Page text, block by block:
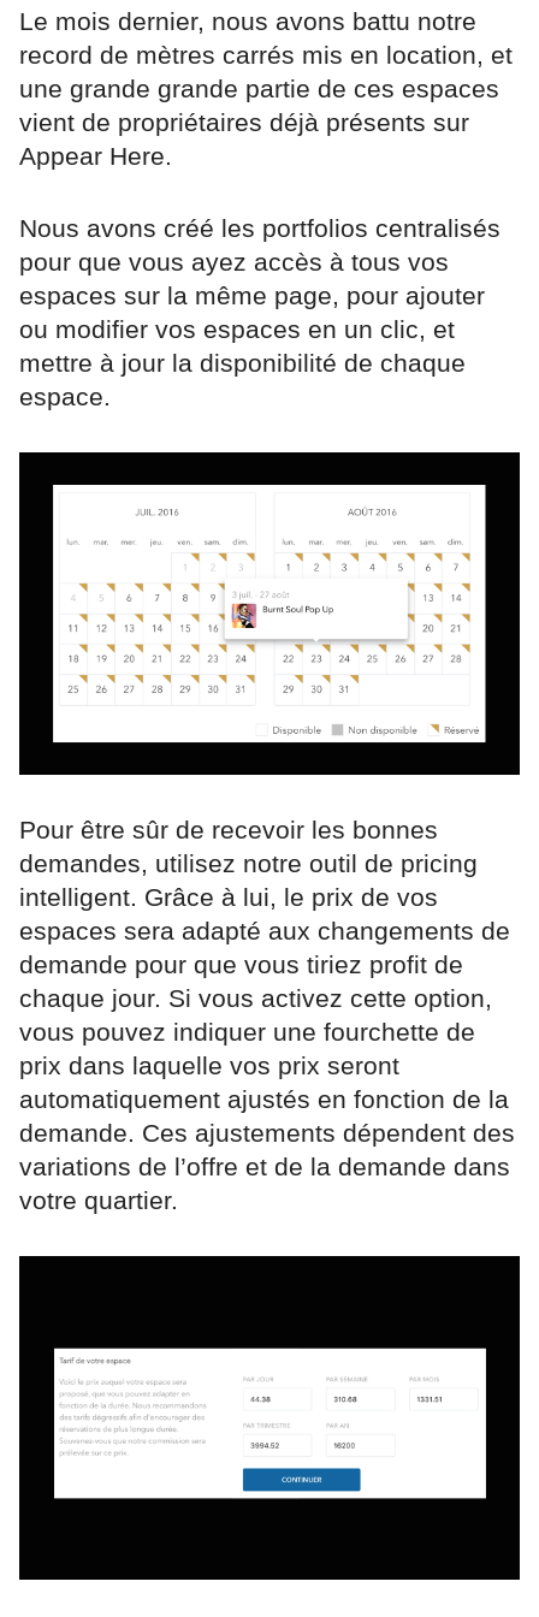
Le mois dernier, nous avons battu notre
record de mètres carrés mis en location, et
une grande grande partie de ces espaces
vient de propriétaires déjà présents sur
Appear Here.
Nous avons créé les portfolios centralisés
pour que vous ayez accès à tous vos
espaces sur la même page, pour ajouter
ou modifier vos espaces en un clic, et
mettre à jour la disponibilité de chaque
espace.
Pour être sûr de recevoir les bonnes
demandes, utilisez notre outil de pricing
intelligent. Grâce à lui, le prix de vos
espaces sera adapté aux changements de
demande pour que vous tiriez profit de
chaque jour. Si vous activez cette option,
vous pouvez indiquer une fourchette de
prix dans laquelle vos prix seront
automatiquement ajustés en fonction de la
demande. Ces ajustements dépendent des
variations de l’offre et de la demande dans
votre quartier.